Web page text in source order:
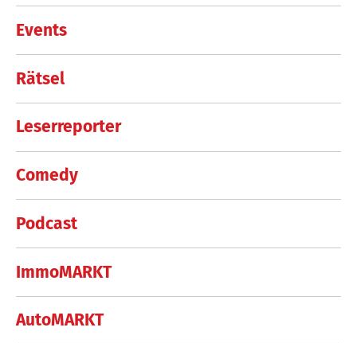
Events
Rätsel
Leserreporter
Comedy
Podcast
ImmoMARKT
AutoMARKT